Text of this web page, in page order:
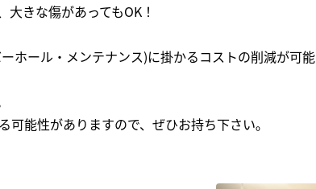
きな傷があってもOK！
ホール・メンテナンス)に掛かるコストの削減が可
可能性がありますので、ぜひお持ち下さい｡